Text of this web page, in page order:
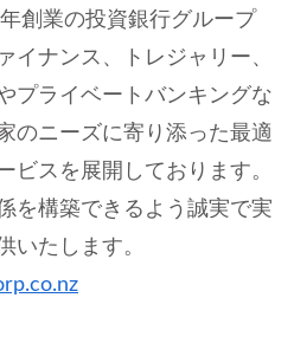
創業の投資銀行グループ
イナンス、トレジャリー、
プライベートバンキングな
のニーズに寄り添った最適
ビスを展開しております。
を構築できるよう誠実で実
いたします。